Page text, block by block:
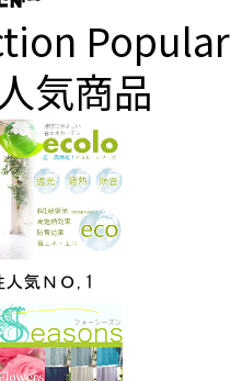
Popular
気商品